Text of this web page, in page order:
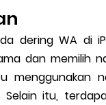
dering WA di
dan memilih
Selain itu,